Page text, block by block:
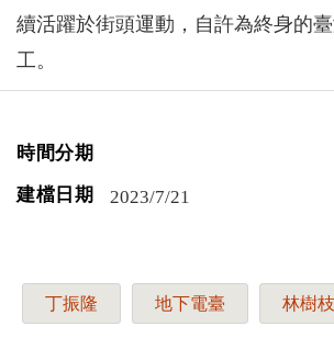
續活躍於街頭運動，自許為終身的
工。
時間分期
建檔日期
2023/7/21
丁振隆 地下電臺 林樹枝